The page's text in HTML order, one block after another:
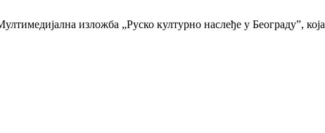
изложба „Руско културно наслеђе у Београду”,